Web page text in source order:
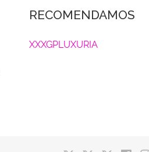
RECOMENDAMOS
XXXGPLUXURIA